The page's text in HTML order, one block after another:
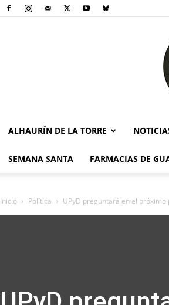
ALHAURÍN DE LA TORRE
SEMANA SANTA FARMACIAS DE
Inicio Política UPyD preguntará en el